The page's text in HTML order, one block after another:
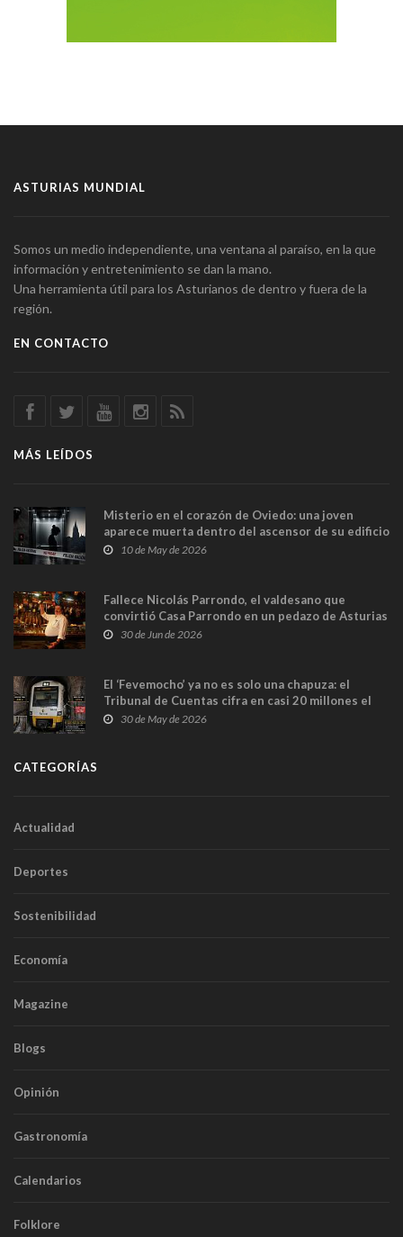
ASTURIAS MUNDIAL
Somos un medio independiente, una ventana al paraíso, en la que
información y entretenimiento se dan la mano.
Una herramienta útil para los Asturianos de dentro y fuera de la
región.
EN CONTACTO
MÁS LEÍDOS
Misterio en el corazón de Oviedo: una joven
aparece muerta dentro del ascensor de su edificio
y las cámaras captan sus últimos minutos
10 de May de 2026
Fallece Nicolás Parrondo, el valdesano que
convirtió Casa Parrondo en un pedazo de Asturias
en Madrid
30 de Jun de 2026
El ‘Fevemocho’ ya no es solo una chapuza: el
Tribunal de Cuentas cifra en casi 20 millones el
sobrecoste de los trenes que no cabían por los
30 de May de 2026
CATEGORÍAS
Actualidad
Deportes
Sostenibilidad
Economía
Magazine
Blogs
Opinión
Gastronomía
Calendarios
Folklore